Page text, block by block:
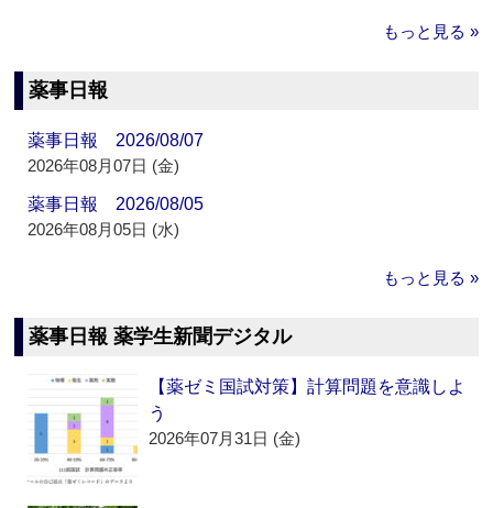
もっと見る »
薬事日報
薬事日報 2026/08/07
2026年08月07日 (金)
薬事日報 2026/08/05
2026年08月05日 (水)
もっと見る »
薬事日報 薬学生新聞デジタル
【薬ゼミ国試対策】計算問題を意識しよ
う
2026年07月31日 (金)